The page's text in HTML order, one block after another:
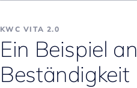
KWC VITA 2.0
Ein Beispiel an
Beständigkeit